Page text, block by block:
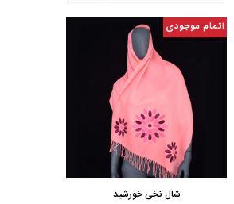
اتمام موجودی
شال نخی خورشید